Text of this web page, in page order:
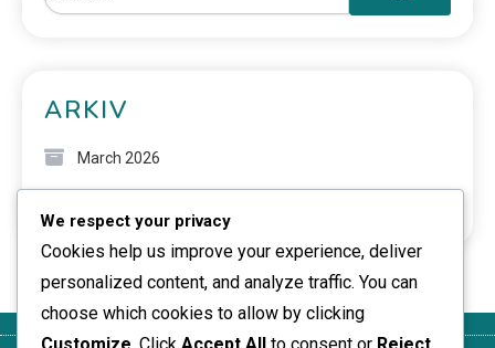
ARKIV
March 2026
We respect your privacy
Cookies help us improve your experience, deliver
personalized content, and analyze traffic. You can
choose which cookies to allow by clicking